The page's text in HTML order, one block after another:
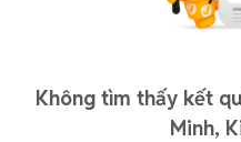
Không tìm thấy kết
Minh,